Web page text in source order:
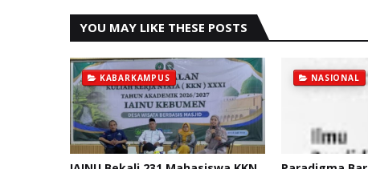
YOU MAY LIKE THESE POSTS
KABARKAMPUS NASIONAL